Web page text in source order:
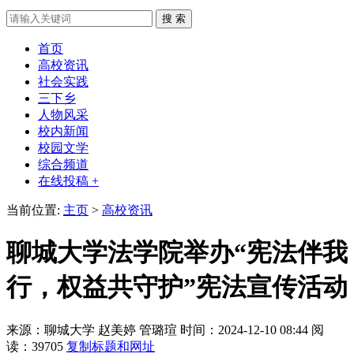
首页
高校资讯
社会实践
三下乡
人物风采
校内新闻
校园文学
综合频道
在线投稿 +
当前位置: 主页 > 高校资讯
聊城大学法学院举办“宪法伴我
行，权益共守护”宪法宣传活动
来源：聊城大学 赵美婷 管璐瑄 时间：2024-12-10 08:44 阅
读：39705 复制标题和网址